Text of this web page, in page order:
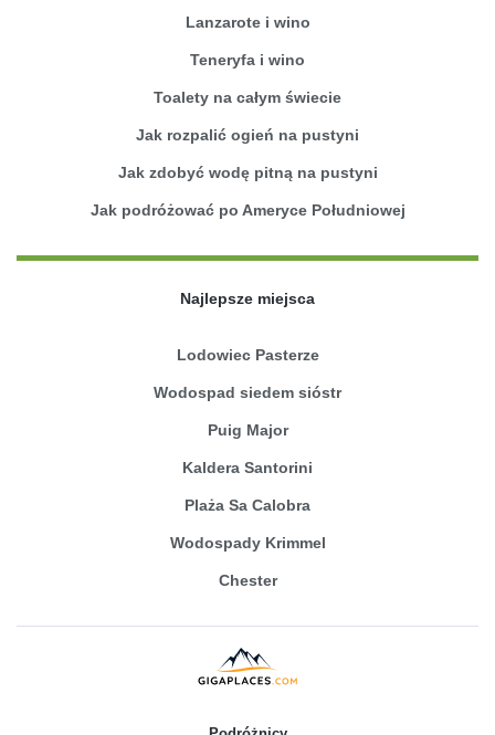
Lanzarote i wino
Teneryfa i wino
Toalety na całym świecie
Jak rozpalić ogień na pustyni
Jak zdobyć wodę pitną na pustyni
Jak podróżować po Ameryce Południowej
Najlepsze miejsca
Lodowiec Pasterze
Wodospad siedem sióstr
Puig Major
Kaldera Santorini
Plaża Sa Calobra
Wodospady Krimmel
Chester